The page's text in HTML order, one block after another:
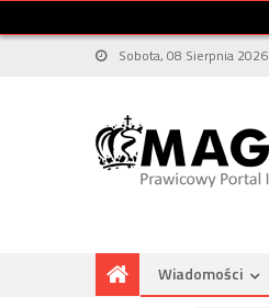
Sobota, 08 Sierpnia 2026
Wiadomości